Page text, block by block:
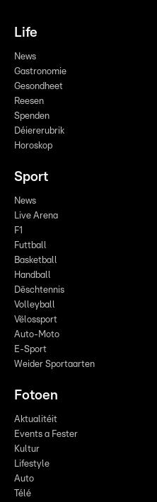
Life
News
Gastronomie
Gesondheet
Reesen
Spenden
Déiererubrik
Horoskop
Sport
News
Live Arena
F1
Futtball
Basketball
Handball
Dëschtennis
Volleyball
Vëlossport
Auto-Moto
E-Sport
Weider Sportaarten
Fotoen
Aktualitéit
Events a Fester
Kultur
Lifestyle
Auto
Télé